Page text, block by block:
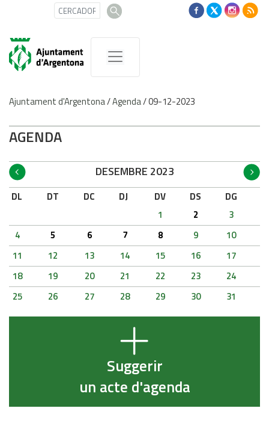
Ajuntament d'Argentona/Agenda/09-12-2023
AGENDA
DESEMBRE 2023
DL DT DC DJ DV DS
DG
1
2
3
4
5 6 7 8 9
10
11
12 13 14 15 16
17
18
19 20 21 22 23
24
25
26 27 28 29 30 31
Suggerir
un acte d'agenda